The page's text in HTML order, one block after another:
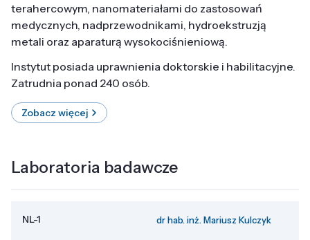
terahercowym, nanomateriałami do zastosowań
medycznych, nadprzewodnikami, hydroekstruzją
metali oraz aparaturą wysokociśnieniową.
Instytut posiada uprawnienia doktorskie i habilitacyjne.
Zatrudnia ponad 240 osób.
Zobacz więcej
Laboratoria badawcze
NL-1 dr hab. inż. Mariusz Kulczyk